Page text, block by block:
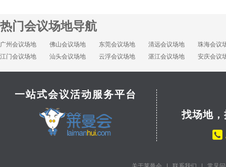
热门会议场地导航
广州会议场地 佛山会议场地 东莞会议场地 清远会议场地
珠海会议
江门会议场地
汕头会议场地 云浮会议场地 湛江会议场地 安庆会议
一站式会议活动服务平台
找场地